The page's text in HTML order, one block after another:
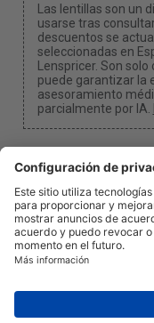
Las lentillas son un
usarse tras
descuentos se
seleccionadas en
Lenspricer. Son
puede garantizar la
asesoramiento
parcialmente por IA.
Podemos
nuestros
Acerca de